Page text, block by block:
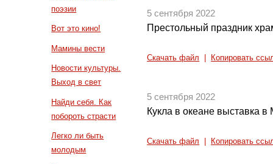
поэзии
Вот это кино!
Мамины вести
Новости культуры.
Выход в свет
Найди себя. Как
побороть страсти
Легко ли быть
молодым
5 сентября 2022
Престольный праздник
Скачать файл Копировать
5 сентября 2022
Кукла в океане выставка в
Скачать файл Копировать